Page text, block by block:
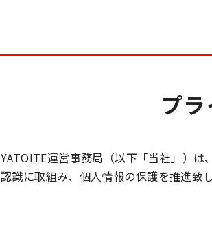
プ
YATOITE運営事務局（以下「当社」）
認識に取組み、個人情報の保護を推進致し